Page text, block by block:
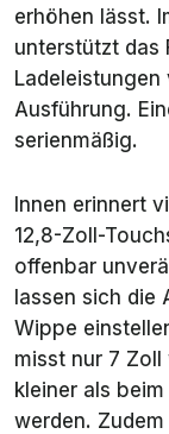
erhöhen lässt.
unterstützt das
Ladeleistungen
Ausführung.
serienmäßig.
Innen erinnert
12,8-Zoll-
offenbar
lassen sich die
Wippe
misst nur 7
kleiner als
werden.